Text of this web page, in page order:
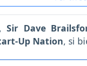
,Sir Dave
Up Nation, si